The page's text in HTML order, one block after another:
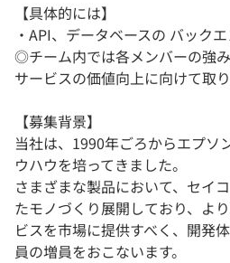
【具体的には】
・API、データベースの バック
◎チーム内では各メンバーの強
サービスの価値向上に向けて取り
【募集背景】
当社は、1990年ごろからエプソ
ウハウを培ってきました。
さまざまな製品において、セイ
たモノづくり展開しており、よ
ビスを市場に提供すべく、開発
員の増員をおこないます。